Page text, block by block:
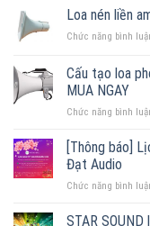
Loa nén liền
Chức năng bình
Cấu tạo loa
MUA NGAY
Chức năng bình
[Thông báo]
Đạt Audio
Chức năng bình
STAR